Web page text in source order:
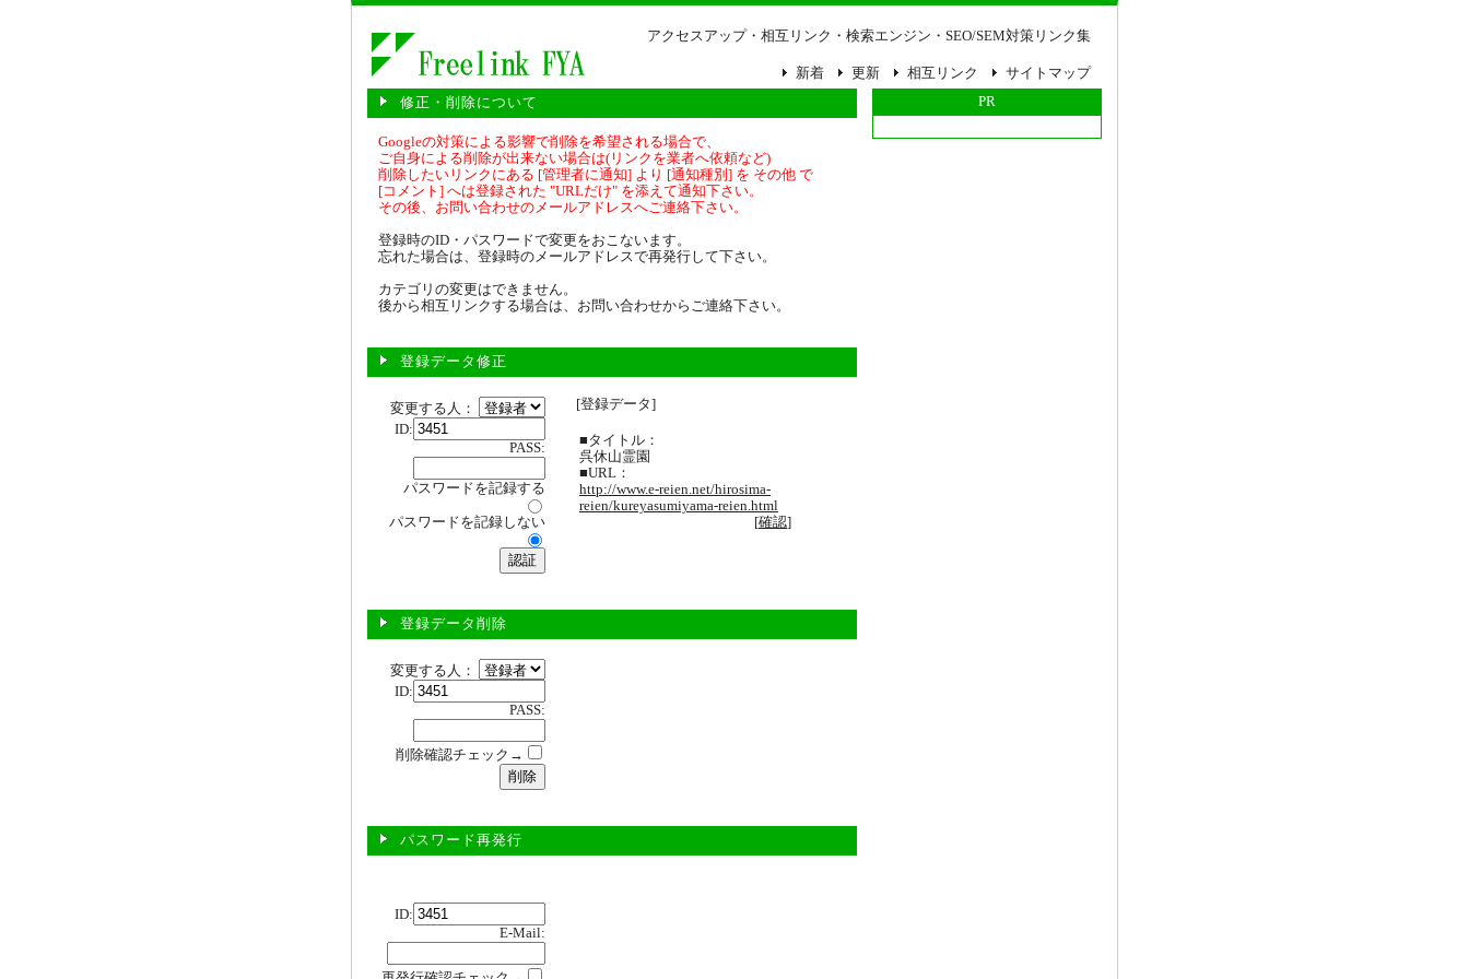
アクセスアップ・相互リンク・検索エンジン・SEO/SEM対策リンク集
サイトマップ
相互リンク
更新
新着
PR
修正・削除について
Googleの対策による影響で削除を希望される場合で、
ご自身による削除が出来ない場合は(リンクを業者へ依頼など)
削除したいリンクにある [管理者に通知] より [通知種別] を その他 で
[コメント] へは登録された "URLだけ" を添えて通知下さい。
その後、お問い合わせのメールアドレスへご連絡下さい。
登録時のID・パスワードで変更をおこないます。
忘れた場合は、登録時のメールアドレスで再発行して下さい。
カテゴリの変更はできません。
後から相互リンクする場合は、お問い合わせからご連絡下さい。
登録データ修正
変更する人：
ID:
PASS:
パスワードを記録する
パスワードを記録しない
[登録データ]
■タイトル：
呉休山霊園
■URL：
http://www.e-reien.net/hirosima-
reien/kureyasumiyama-reien.html
[確認]
登録データ削除
変更する人：
ID:
PASS:
削除確認チェック→
パスワード再発行
ID:
E-Mail: